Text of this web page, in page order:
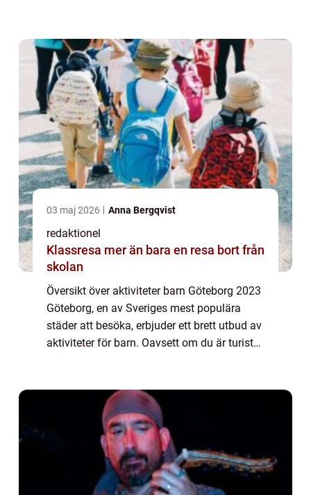
03 maj 2026 Anna Bergqvist
redaktionel
Klassresa mer än bara en resa bort från
skolan
Översikt över aktiviteter barn Göteborg 2023
Göteborg, en av Sveriges mest populära
städer att besöka, erbjuder ett brett utbud av
aktiviteter för barn. Oavsett om du är turist